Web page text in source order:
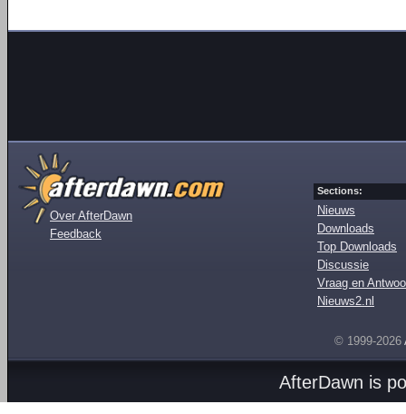
Over AfterDawn
Feedback
Sections:
Nieuws
Downloads
Top Downloads
Discussie
Vraag en
Nieuws2.nl
© 1999-2026
AfterDawn is